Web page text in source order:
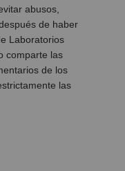
abusos,
de haber
Laboratorios
comparte las
de los
las